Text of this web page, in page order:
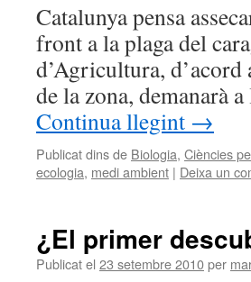
Catalunya pensa
front a la plaga del
d’Agricultura,
de la zona, demanarà
Continua llegint →
Publicat dins de Biologia, Ciències
ecologia, medi ambient | Deixa un
¿El primer
Publicat el 23 setembre 2010per